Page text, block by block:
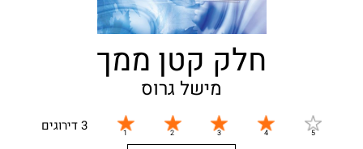
חלק קטן ממך
מישל גרוס
3 דירוגים